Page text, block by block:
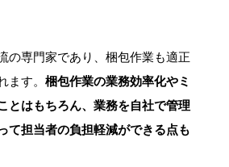
の専門家であり、梱包作業も適正
ます。 梱包作業の業務効率化やミ
とはもちろん、業務を自社で管理
て担当者の負担軽減ができる点も